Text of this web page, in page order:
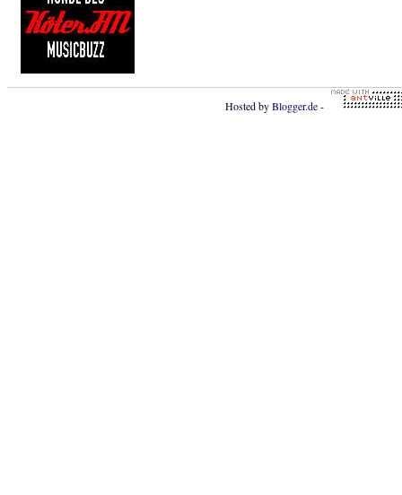
Hosted byBlogger.de-